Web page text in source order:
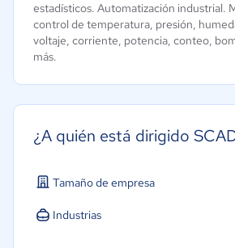
estadísticos. Automatización industrial.
control de temperatura, presión,
voltaje, corriente, potencia, conteo,
más.
¿A quién está dirigido
Tamaño de empresa
Micro: 1 a 9 trabajadores
Industrias